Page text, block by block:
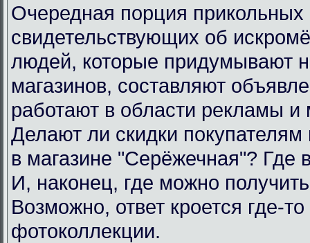
Очередная порция прикольных
свидетельствующих об
людей, которые придумывают
магазинов, составляют
работают в области рекламы и
Делают ли скидки
в магазине "Серёжечная"? Где
И, наконец, где можно
Возможно, ответ кроется где-то
фотоколлекции.